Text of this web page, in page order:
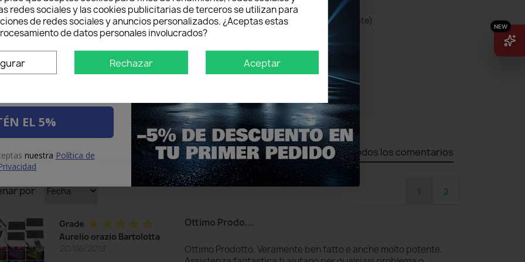
Tiguan I (2007 - 2018)
Tiguan II (2016 en adelante)
Touareg 7P (2010 - 2018)
Touran 5T1 (2015 - 2020)
Touran V1 (2003-2010)
Touran V2 (2003 - 2010)
Touran V3 (2010 - 2015)
Zorro
Todos los comentarios
por 1 2
Grade star star star star star
Aurelio orazio Bartolotta
Ottimo Prodo...
Ottimo Prodotto. Veramente ben fatto e anche molto potente.
redes sociales y las cookies publicitarias de terceros se utilizan para
de redes sociales y anuncios personalizados. ¿Aceptas estas
de datos personales involucrados?
Rechazar Aceptar
pedido.
EL 5%
nuestra Política de